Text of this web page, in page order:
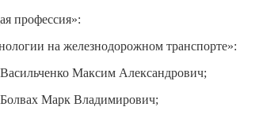
профессия»:
на железнодорожном транспорте»:
Максим Александрович;
Марк Владимирович;